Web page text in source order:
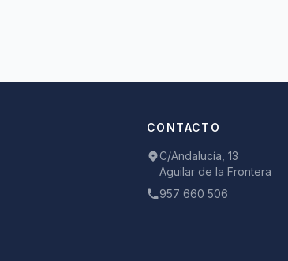
CONTACTO
C/Andalucía, 13
Aguilar de la Frontera
957 660 506